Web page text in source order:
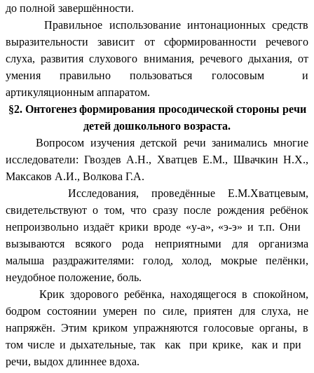
до полной завершённости.
Правильное использование интонационных средств
выразительности зависит от сформированности речевого
слуха, развития слухового внимания, речевого дыхания, от
умения правильно пользоваться голосовым и
артикуляционным аппаратом.
§2. Онтогенез формирования просодической стороны речи
детей дошкольного возраста.
Вопросом изучения детской речи занимались многие
исследователи: Гвоздев А.Н., Хватцев Е.М., Швачкин Н.Х.,
Максаков А.И., Волкова Г.А.
Исследования, проведённые Е.М.Хватцевым,
свидетельствуют о том, что сразу после рождения ребёнок
непроизвольно издаёт крики вроде «у-а», «э-э» и т.п. Они
вызываются всякого рода неприятными для организма
малыша раздражителями: голод, холод, мокрые пелёнки,
неудобное положение, боль.
Крик здорового ребёнка, находящегося в спокойном,
бодром состоянии умерен по силе, приятен для слуха, не
напряжён. Этим криком упражняются голосовые органы, в
том числе и дыхательные, так как при крике, как и при
речи, выдох длиннее вдоха.